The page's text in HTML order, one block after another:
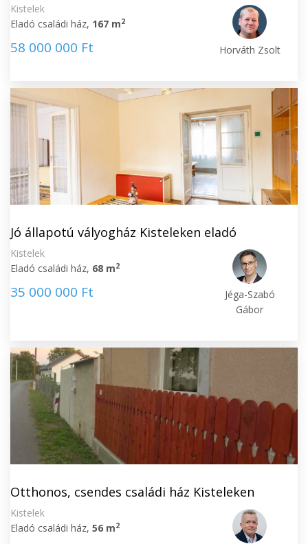
Kistelek
Eladó családi ház, 167 m2
58 000 000 Ft Horváth Zsolt
Jó állapotú vályogház Kisteleken eladó
Kistelek
Eladó családi ház, 68 m2
35 000 000 Ft
Jéga-Szabó
Gábor
Otthonos, csendes családi ház Kisteleken
Kistelek
Eladó családi ház, 56 m2